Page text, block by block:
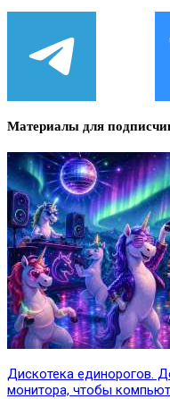
Материалы для
Дискотека единорогов.
монитора, чтобы